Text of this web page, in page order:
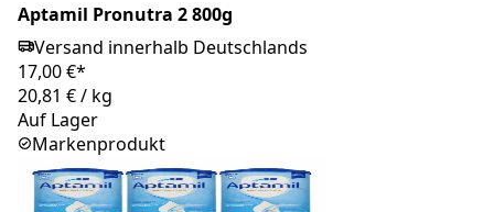
Aptamil Pronutra 2 800g
Versand innerhalb Deutschlands
17,00 €*
20,81 €/ kg
Auf Lager
Markenprodukt